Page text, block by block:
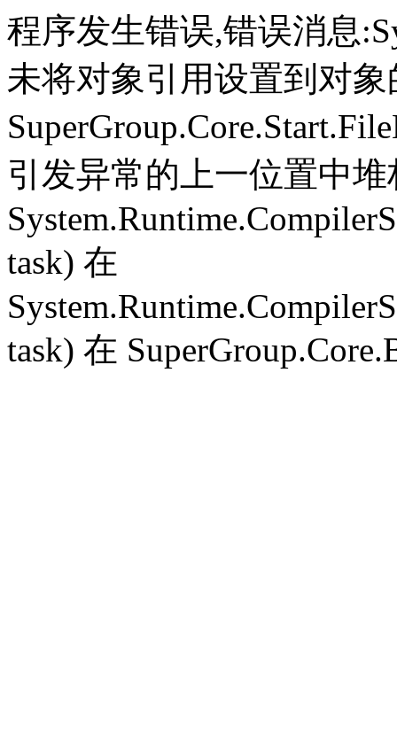
程序发生错误,错误消息
未将对象引用设置到对
引发异常的上一位置中
task) 在
task) 在